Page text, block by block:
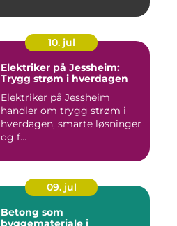
10. jul
Elektriker på Jessheim:
Trygg strøm i hverdagen
Elektriker på Jessheim
handler om trygg strøm i
hverdagen, smarte løsninger
og f...
09. jul
Betong som
byggemateriale i